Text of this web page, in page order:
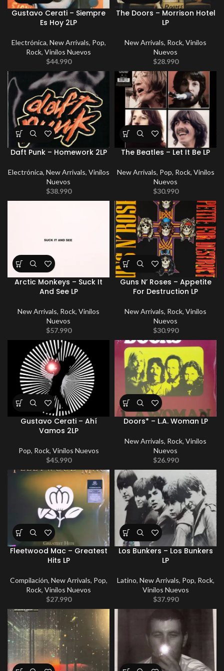
Gustavo Cerati – Siempre
Es Hoy 2LP
Electrónica, New Arrivals, Pop,
Rock, Vinilos Nuevos
$44.990
The Doors – Morrison Hotel
LP
New Arrivals, Rock, Vinilos
Nuevos
$28.990
Daft Punk – Homework 2LP
Electrónica, New Arrivals, Vinilos
Nuevos
$38.990
The Beatles – Let It Be LP
New Arrivals, Pop, Rock, Vinilos
Nuevos
$30.990
Arctic Monkeys – Suck It
And See LP
New Arrivals, Rock, Vinilos
Nuevos
$57.990
Guns N’ Roses – Appetite
For Destruction LP
New Arrivals, Rock, Vinilos
Nuevos
$30.990
Gustavo Cerati – Ahí
Vamos 2LP
Pop, Rock, Vinilos Nuevos
$45.990
Doors* – L.A. Woman LP
New Arrivals, Rock, Vinilos
Nuevos
$26.990
Fleetwood Mac – Greatest
Hits LP
Compilación, New Arrivals, Pop,
Rock, Vinilos Nuevos
$27.990
Los Bunkers – Los Bunkers
LP
Latino, New Arrivals, Pop, Rock,
Vinilos Nuevos
$37.990